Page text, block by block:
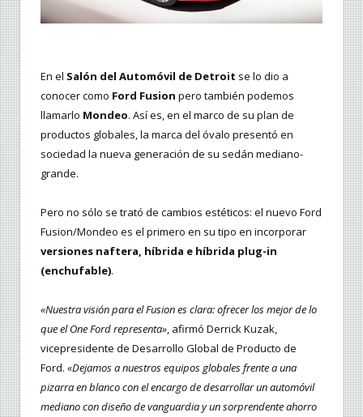
En el Salón del Automóvil de Detroit se lo dio a
conocer como Ford Fusion pero también podemos
llamarlo Mondeo. Así es, en el marco de su plan de
productos globales, la marca del óvalo presentó en
sociedad la nueva generación de su sedán mediano-
grande.
Pero no sólo se trató de cambios estéticos: el nuevo Ford
Fusion/Mondeo es el primero en su tipo en incorporar
versiones naftera, híbrida e híbrida plug-in
(enchufable).
«Nuestra visión para el Fusion es clara: ofrecer los mejor de lo
que el One Ford representa», afirmó Derrick Kuzak,
vicepresidente de Desarrollo Global de Producto de
Ford. «Dejamos a nuestros equipos globales frente a una
pizarra en blanco con el encargo de desarrollar un automóvil
mediano con diseño de vanguardia y un sorprendente ahorro